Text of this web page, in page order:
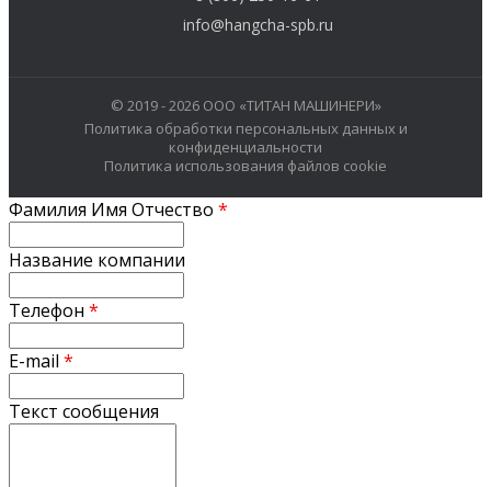
info@hangcha-spb.ru
© 2019 - 2026 ООО «ТИТАН МАШИНЕРИ»
Политика обработки персональных данных и
конфиденциальности
Политика использования файлов cookie
Фамилия Имя Отчество *
Название компании
Телефон *
E-mail *
Текст сообщения